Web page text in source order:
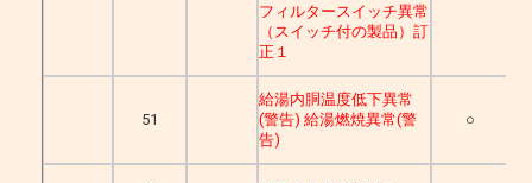
フィルタースイッチ異常
（スイッチ付の製品）訂
正１
51
給湯内胴温度低下異常
(警告) 給湯燃焼異常(警
告)
○